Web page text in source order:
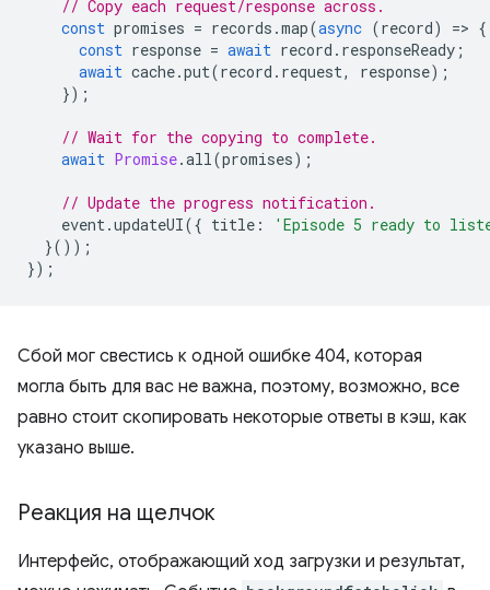
// Copy each request/response across.
const promises = records .map(async (record) => {
const response = await record . responseReady ;
await cache.put(record . request, response);
});
// Wait for the copying to complete.
await Promise.all(promises);
// Update the progress notification.
event.updateUI({ title :
'Episode 5 ready to
}());
});
Сбой мог свестись к одной ошибке 404, которая
могла быть для вас не важна, поэтому, возможно, все
равно стоит скопировать некоторые ответы в кэш, как
указано выше.
Реакция на щелчок
Интерфейс, отображающий ход загрузки и результат,